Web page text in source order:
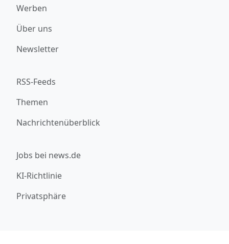
Werben
Über uns
Newsletter
RSS-Feeds
Themen
Nachrichtenüberblick
Jobs bei news.de
KI-Richtlinie
Privatsphäre